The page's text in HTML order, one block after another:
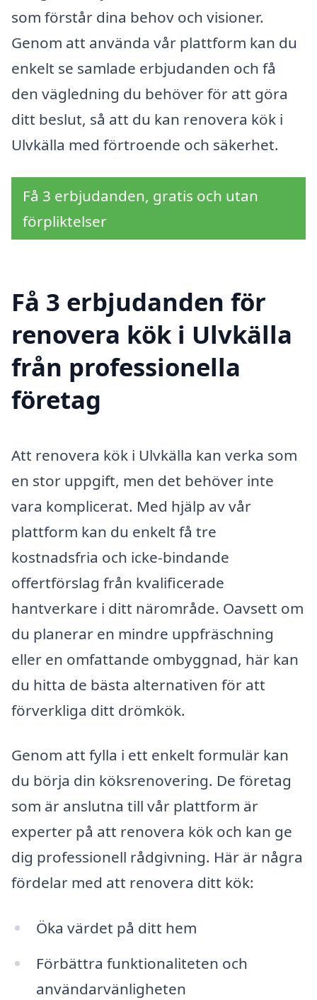
som förstår dina behov och visioner.
Genom att använda vår plattform kan du
enkelt se samlade erbjudanden och få
den vägledning du behöver för att göra
ditt beslut, så att du kan renovera kök i
Ulvkälla med förtroende och säkerhet.
Få 3 erbjudanden, gratis och utan
förpliktelser
Få 3 erbjudanden för
renovera kök i Ulvkälla
från professionella
företag
Att renovera kök i Ulvkälla kan verka som
en stor uppgift, men det behöver inte
vara komplicerat. Med hjälp av vår
plattform kan du enkelt få tre
kostnadsfria och icke-bindande
offertförslag från kvalificerade
hantverkare i ditt närområde. Oavsett om
du planerar en mindre uppfräschning
eller en omfattande ombyggnad, här kan
du hitta de bästa alternativen för att
förverkliga ditt drömkök.
Genom att fylla i ett enkelt formulär kan
du börja din köksrenovering. De företag
som är anslutna till vår plattform är
experter på att renovera kök och kan ge
dig professionell rådgivning. Här är några
fördelar med att renovera ditt kök:
Öka värdet på ditt hem
Förbättra funktionaliteten och
användarvänligheten